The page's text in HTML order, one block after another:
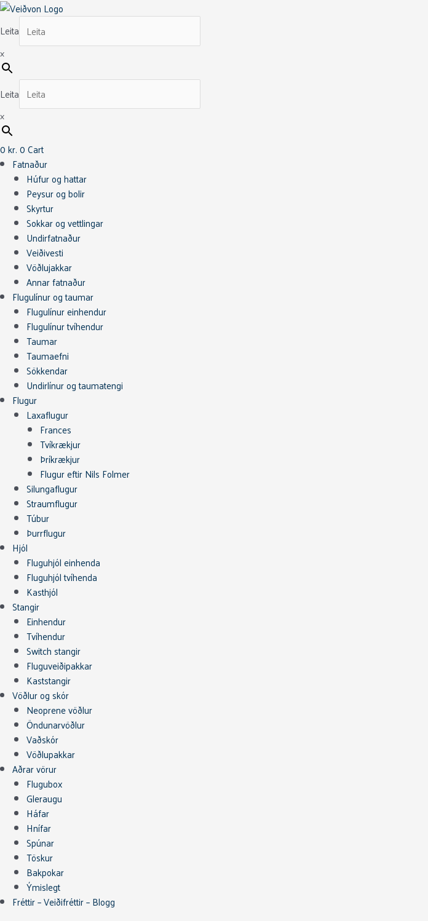
Skip
content
Leita
×
Leita
×
0kr.0Cart
Fatnaður
Húfur og hattar
Peysur og bolir
Skyrtur
Sokkar og vettlingar
Undirfatnaður
Veiðivesti
Vöðlujakkar
Annar fatnaður
Flugulínur og taumar
Flugulínur einhendur
Flugulínur tvíhendur
Taumar
Taumaefni
Sökkendar
Undirlínur og taumatengi
Flugur
Laxaflugur
Frances
Tvíkrækjur
Þríkrækjur
Flugur eftir Nils Folmer
Silungaflugur
Straumflugur
Túbur
Þurrflugur
Hjól
Fluguhjól einhenda
Fluguhjól tvíhenda
Kasthjól
Stangir
Einhendur
Tvíhendur
Switch stangir
Fluguveiðipakkar
Kaststangir
Vöðlur og skór
Neoprene vöðlur
Öndunarvöðlur
Vaðskór
Vöðlupakkar
Aðrar vörur
Flugubox
Gleraugu
Háfar
Hnífar
Spúnar
Töskur
Bakpokar
Ýmislegt
Fréttir – Veiðifréttir – Blogg
Loop
Tactical
Backpack
15L
Bakpoki
quantity
Original
price
32.990 kr..
price
19.794 kr..